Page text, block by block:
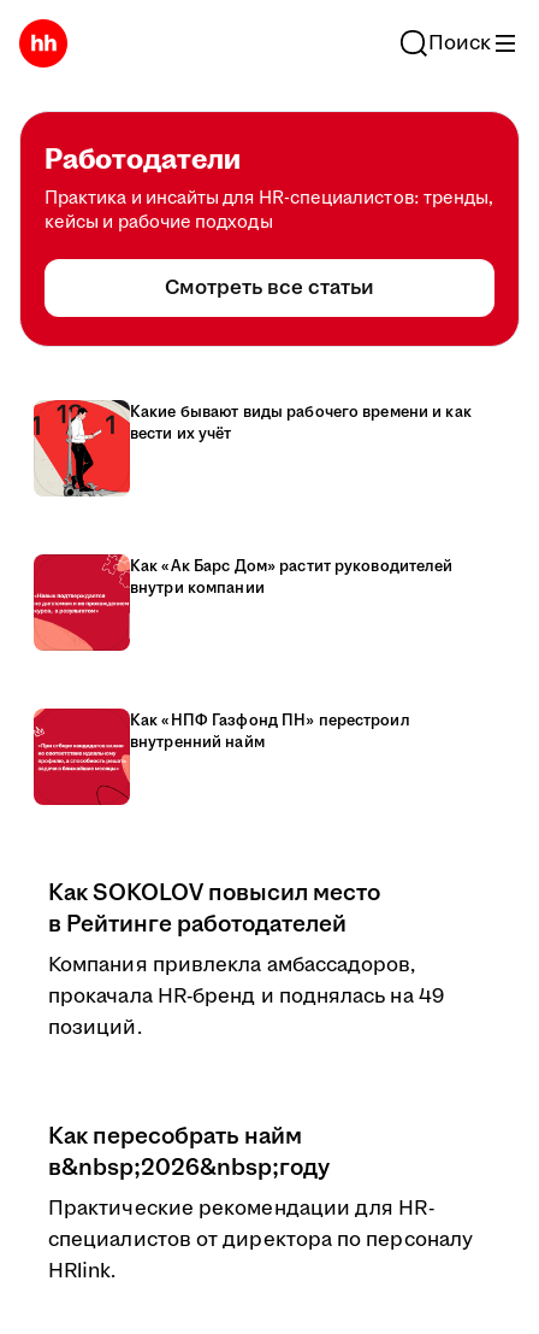
Поиск
Работодатели
Практика и инсайты для HR-специалистов: тренды,
кейсы и рабочие подходы
Смотреть все статьи
Какие бывают виды рабочего времени и как
вести их учёт
Как «Ак Барс Дом» растит руководителей
внутри компании
Как «НПФ Газфонд ПН» перестроил
внутренний найм
Как SOKOLOV повысил место
в Рейтинге работодателей
Компания привлекла амбассадоров,
прокачала HR-бренд и поднялась на 49
позиций.
Как пересобрать найм
в&nbsp;2026&nbsp;году
Практические рекомендации для HR-
специалистов от директора по персоналу
HRlink.